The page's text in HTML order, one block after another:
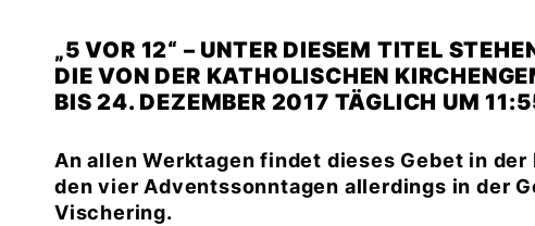
5 VOR 12“ – UNTER DIESEM TITEL
DIE VON DER KATHOLISCHEN
BIS 24. DEZEMBER 2017 TÄGLICH UM
An allen Werktagen findet dieses Gebet in
den vier Adventssonntagen allerdings in der
Vischering.